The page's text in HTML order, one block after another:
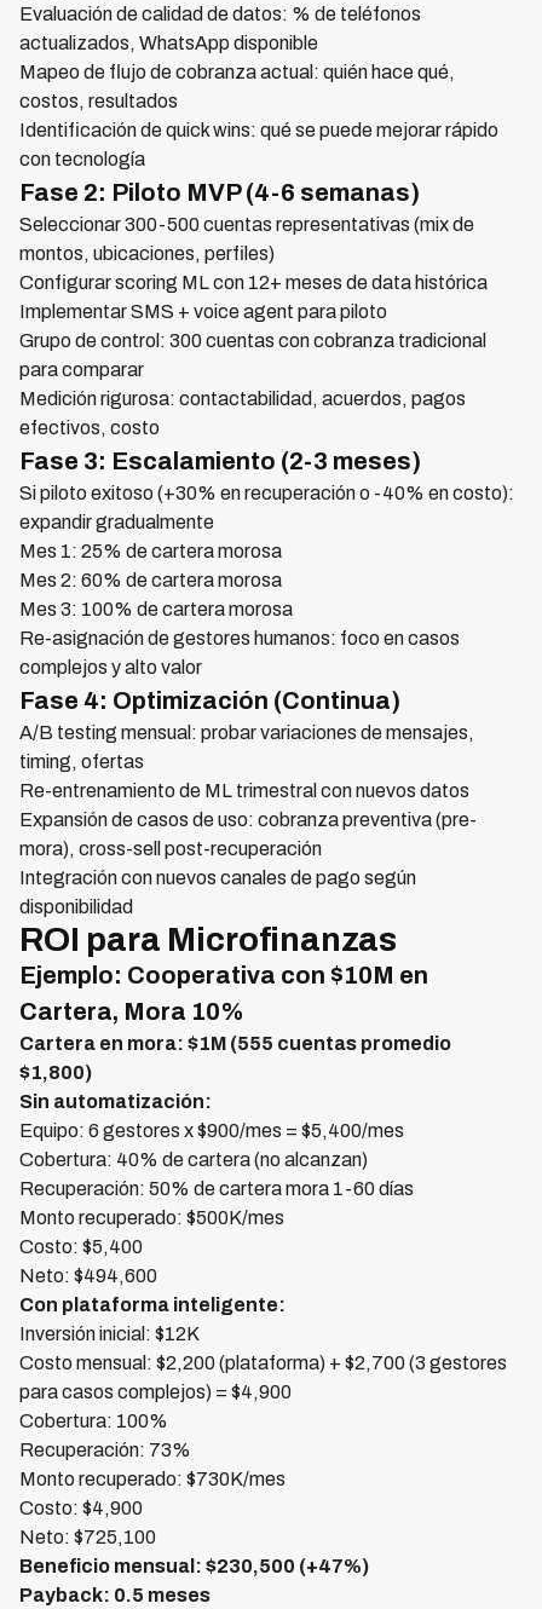
Evaluación de calidad de datos: % de teléfonos
actualizados, WhatsApp disponible
Mapeo de flujo de cobranza actual: quién hace qué,
costos, resultados
Identificación de quick wins: qué se puede mejorar rápido
con tecnología
Fase 2: Piloto MVP (4-6 semanas)
Seleccionar 300-500 cuentas representativas (mix de
montos, ubicaciones, perfiles)
Configurar scoring ML con 12+ meses de data histórica
Implementar SMS + voice agent para piloto
Grupo de control: 300 cuentas con cobranza tradicional
para comparar
Medición rigurosa: contactabilidad, acuerdos, pagos
efectivos, costo
Fase 3: Escalamiento (2-3 meses)
Si piloto exitoso (+30% en recuperación o -40% en costo):
expandir gradualmente
Mes 1: 25% de cartera morosa
Mes 2: 60% de cartera morosa
Mes 3: 100% de cartera morosa
Re-asignación de gestores humanos: foco en casos
complejos y alto valor
Fase 4: Optimización (Continua)
A/B testing mensual: probar variaciones de mensajes,
timing, ofertas
Re-entrenamiento de ML trimestral con nuevos datos
Expansión de casos de uso: cobranza preventiva (pre-
mora), cross-sell post-recuperación
Integración con nuevos canales de pago según
disponibilidad
ROI para Microfinanzas
Ejemplo: Cooperativa con $10M en
Cartera, Mora 10%
Cartera en mora: $1M (555 cuentas promedio
$1,800)
Sin automatización:
Equipo: 6 gestores x $900/mes = $5,400/mes
Cobertura: 40% de cartera (no alcanzan)
Recuperación: 50% de cartera mora 1-60 días
Monto recuperado: $500K/mes
Costo: $5,400
Neto: $494,600
Con plataforma inteligente:
Inversión inicial: $12K
Costo mensual: $2,200 (plataforma) + $2,700 (3 gestores
para casos complejos) = $4,900
Cobertura: 100%
Recuperación: 73%
Monto recuperado: $730K/mes
Costo: $4,900
Neto: $725,100
Beneficio mensual: $230,500 (+47%)
Payback: 0.5 meses